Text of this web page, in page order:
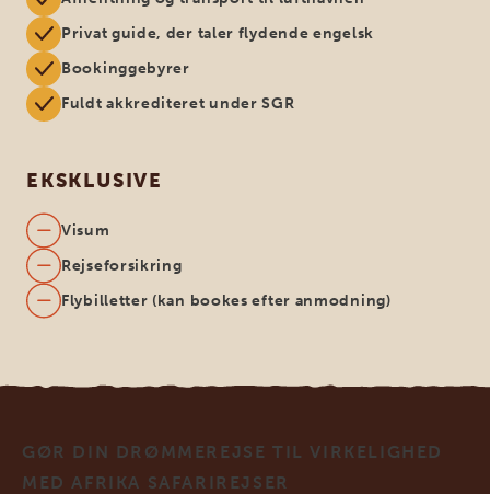
Privat guide, der taler flydende engelsk
Bookinggebyrer
Fuldt akkrediteret under SGR
EKSKLUSIVE
Visum
Rejseforsikring
Flybilletter (kan bookes efter anmodning)
GØR DIN DRØMMEREJSE TIL VIRKELIGHED
MED AFRIKA SAFARIREJSER